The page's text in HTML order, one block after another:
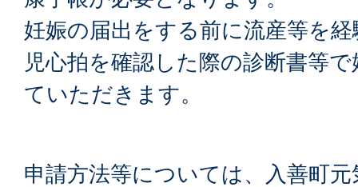
妊娠の届出をする前に流産等を
児心拍を確認した際の診断書等
ていただきます。
申請方法等については、入善町